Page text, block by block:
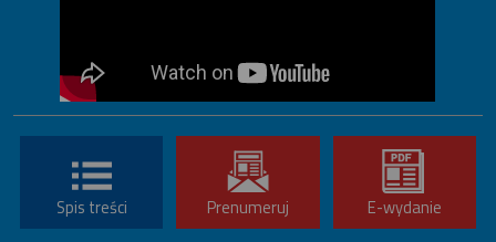
Spis treści Prenumeruj E-wydanie